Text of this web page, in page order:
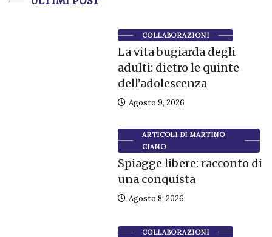
COLLABORAZIONI
La vita bugiarda degli
adulti: dietro le quinte
dell’adolescenza
Agosto 9, 2026
ARTICOLI DI MARTINO
CIANO
Spiagge libere: racconto di
una conquista
Agosto 8, 2026
COLLABORAZIONI